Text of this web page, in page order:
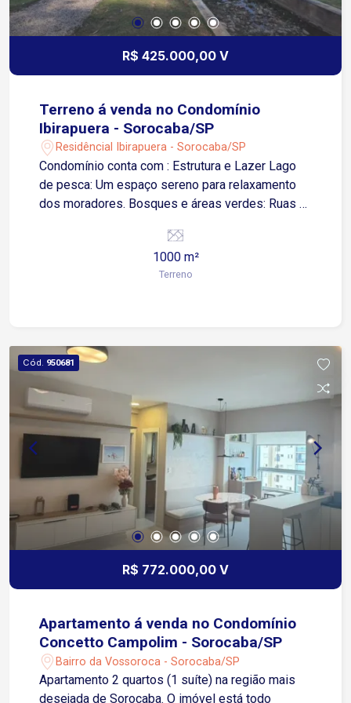
R$ 425.000,00 V
Terreno á venda no Condomínio
Ibirapuera - Sorocaba/SP
Residêncial Ibirapuera - Sorocaba/SP
Condomínio conta com : Estrutura e Lazer Lago
de pesca: Um espaço sereno para relaxamento
dos moradores. Bosques e áreas verdes: Ruas e
devido ao número reduzido de terrenos.
Segurança Portaria 24 horas: Controle de acesso
Imóveis Casas de alto padrão: Mansões e
residências modernas com projetos
arquitetônicos exclusivos.
1000 m²
Terreno
Cód. 950681
R$ 772.000,00 V
Apartamento á venda no Condomínio
Concetto Campolim - Sorocaba/SP
Bairro da Vossoroca - Sorocaba/SP
Apartamento 2 quartos (1 suíte) na região mais
desejada de Sorocaba. O imóvel está todo